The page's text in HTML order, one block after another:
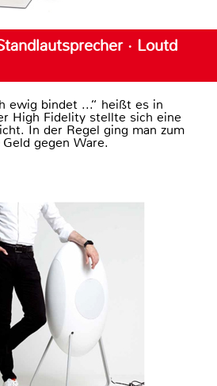
· Loutd
ewig bindet ...“ heißt es in
High Fidelity stellte sich eine
In der Regel ging man zum
gegen Ware.